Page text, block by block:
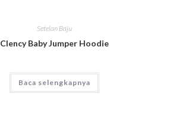
Setelan Baju
Clency Baby Jumper Hoodie
Baca selengkapnya